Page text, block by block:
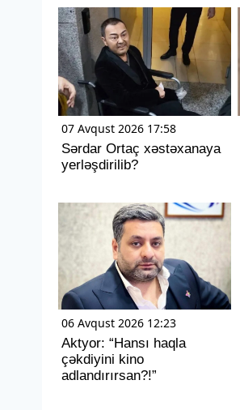
07 Avqust 2026 17:58
Sərdar Ortaç xəstəxanaya
yerləşdirilib?
06 Avqust 2026 12:23
Aktyor: “Hansı haqla
çəkdiyini kino
adlandırırsan?!”